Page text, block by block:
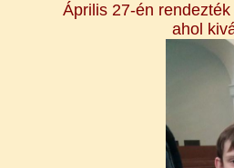
Április 27-én
ahol